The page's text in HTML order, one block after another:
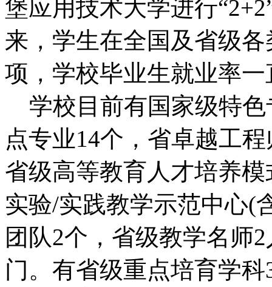
堡应用技术大学进行
来，学生在全国及省级
项，学校毕业生就业率
学校目前有国家级特色
点专业14个，省卓越工
省级高等教育人才培养
实验/实践教学示范中心(
团队2个，省级教学名师
门。有省级重点培育学